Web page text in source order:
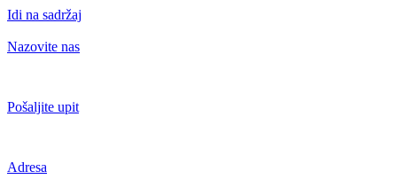
Idi na sadržaj
Nazovite nas
Pošaljite upit
Adresa